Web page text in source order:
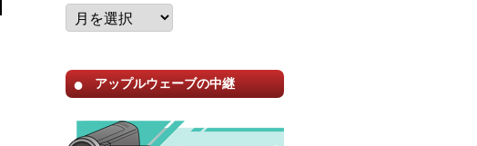
アップルウェーブの中継